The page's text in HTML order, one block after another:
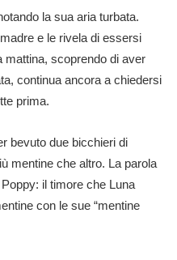
la sua aria turbata.
e le rivela di essersi
mattina, scoprendo di aver
continua ancora a chiedersi
prima.
bevuto due bicchieri di
mentine che altro. La parola
Poppy: il timore che Luna
con le sue “mentine